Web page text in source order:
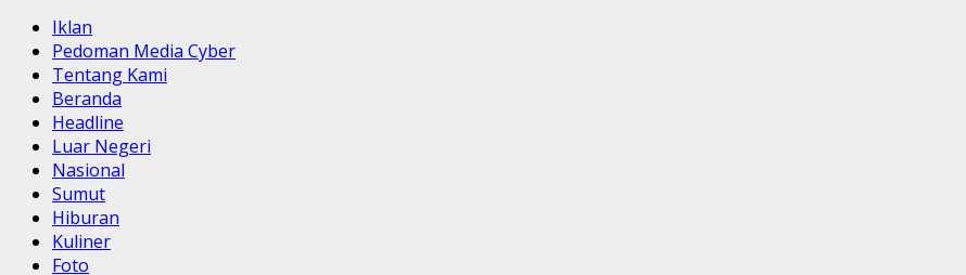
Iklan
Pedoman Media Cyber
Tentang Kami
Beranda
Headline
Luar Negeri
Nasional
Sumut
Hiburan
Kuliner
Foto